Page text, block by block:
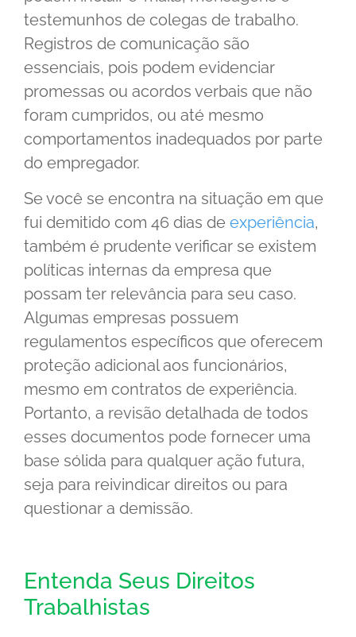
testemunhos de colegas de trabalho.
Registros de comunicação são
essenciais, pois podem evidenciar
promessas ou acordos verbais que não
foram cumpridos, ou até mesmo
comportamentos inadequados por parte
do empregador.
Se você se encontra na situação em que
fui demitido com 46 dias de experiência,
também é prudente verificar se existem
políticas internas da empresa que
possam ter relevância para seu caso.
Algumas empresas possuem
regulamentos específicos que oferecem
proteção adicional aos funcionários,
mesmo em contratos de experiência.
Portanto, a revisão detalhada de todos
esses documentos pode fornecer uma
base sólida para qualquer ação futura,
seja para reivindicar direitos ou para
questionar a demissão.
Entenda Seus Direitos
Trabalhistas